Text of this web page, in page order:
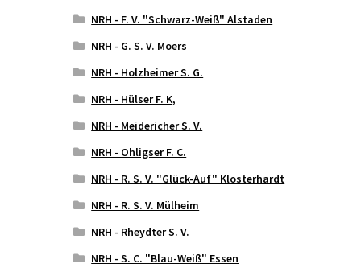
NRH - F. V. "Schwarz-Weiß" Alstaden
NRH - G. S. V. Moers
NRH - Holzheimer S. G.
NRH - Hülser F. K,
NRH - Meidericher S. V.
NRH - Ohligser F. C.
NRH - R. S. V. "Glück-Auf" Klosterhardt
NRH - R. S. V. Mülheim
NRH - Rheydter S. V.
NRH - S. C. "Blau-Weiß" Essen